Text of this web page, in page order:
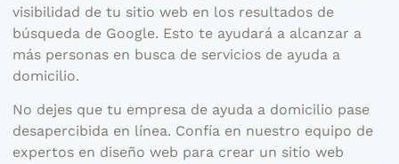
visibilidad de tu sitio web en los resultados de
búsqueda de Google. Esto te ayudará a alcanzar a
más personas en busca de servicios de ayuda a
domicilio.
No dejes que tu empresa de ayuda a domicilio pase
desapercibida en línea. Confía en nuestro equipo de
expertos en diseño web para crear un sitio web